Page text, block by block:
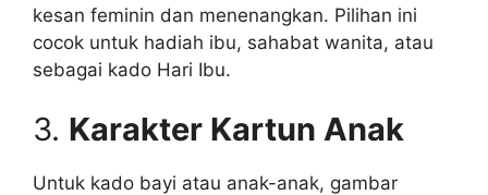
kesan feminin dan menenangkan. Pilihan ini
cocok untuk hadiah ibu, sahabat wanita, atau
sebagai kado Hari Ibu.
3. Karakter Kartun Anak
Untuk kado bayi atau anak-anak, gambar